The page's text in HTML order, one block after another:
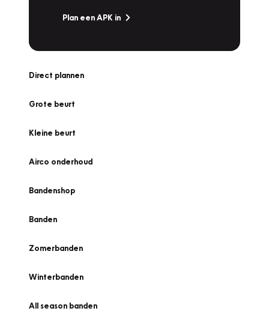
Plan een APK in
Direct plannen
Grote beurt
Kleine beurt
Airco onderhoud
Bandenshop
Banden
Zomerbanden
Winterbanden
All season banden